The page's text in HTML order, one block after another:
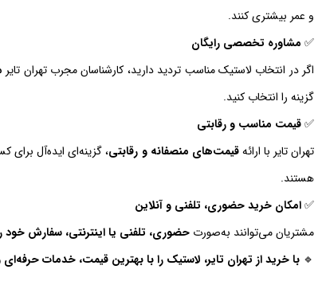
و عمر بیشتری کنند.
✅ مشاوره تخصصی رایگان
اگر در انتخاب لاستیک مناسب تردید دارید، کارشناسان مجرب تهران تایر
گزینه را انتخاب کنید.
✅قیمت مناسب و رقابتی
تهران تایر با ارائهقیمت‌های منصفانه و رقابتی، گزینه‌ای ایده‌آل برای
هستند.
✅امکان خرید حضوری، تلفنی و آنلاین
مشتریان می‌توانند به‌صورت حضوری، تلفنی یا اینترنتی، سفارش خود
🔹 با خرید از تهران تایر، لاستیک را با بهترین قیمت، خدمات